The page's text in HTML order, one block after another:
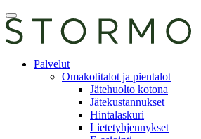
Skip
to
content
Avaa
päävalikko
asiointiPalvelut
Omakotitalot ja pientalot
Jätehuolto kotona
Jätekustannukset
Hintalaskuri
Lietetyhjennykset